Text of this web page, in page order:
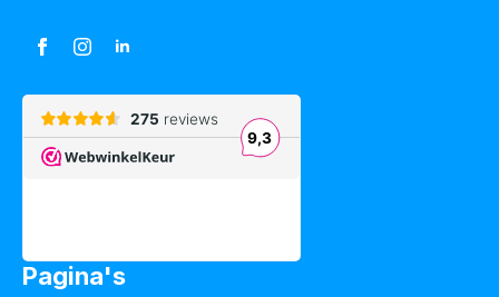
Pagina's